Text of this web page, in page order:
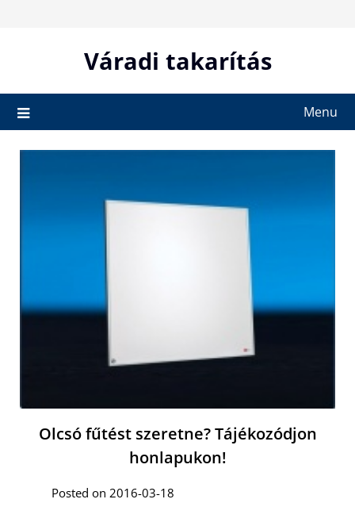
Váradi takarítás
Menu
Olcsó fűtést szeretne? Tájékozódjon
honlapukon!
Posted on 2016-03-18